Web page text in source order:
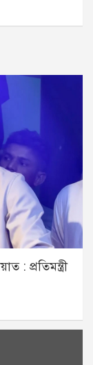
: প্রতিমন্ত্রী